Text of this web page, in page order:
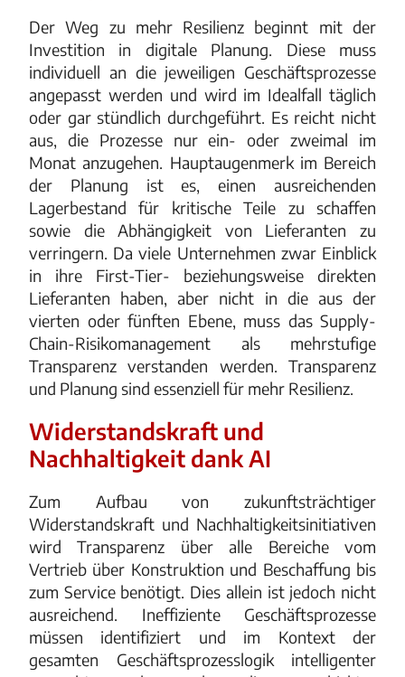
Der Weg zu mehr Resilienz beginnt mit der
Investition in digitale Planung. Diese muss
individuell an die jeweiligen Geschäftsprozesse
angepasst werden und wird im Idealfall täglich
oder gar stündlich durchgeführt. Es reicht nicht
aus, die Prozesse nur ein- oder zweimal im
Monat anzugehen. Hauptaugenmerk im Bereich
der Planung ist es, einen ausreichenden
Lagerbestand für kritische Teile zu schaffen
sowie die Abhängigkeit von Lieferanten zu
verringern. Da viele Unternehmen zwar Einblick
in ihre First-Tier- beziehungsweise direkten
Lieferanten haben, aber nicht in die aus der
vierten oder fünften Ebene, muss das Supply-
Chain-Risikomanagement als mehrstufige
Transparenz verstanden werden. Transparenz
und Planung sind essenziell für mehr Resilienz.
Widerstandskraft und
Nachhaltigkeit dank AI
Zum Aufbau von zukunftsträchtiger
Widerstandskraft und Nachhaltigkeitsinitiativen
wird Transparenz über alle Bereiche vom
Vertrieb über Konstruktion und Beschaffung bis
zum Service benötigt. Dies allein ist jedoch nicht
ausreichend. Ineffiziente Geschäftsprozesse
müssen identifiziert und im Kontext der
gesamten Geschäftsprozesslogik intelligenter